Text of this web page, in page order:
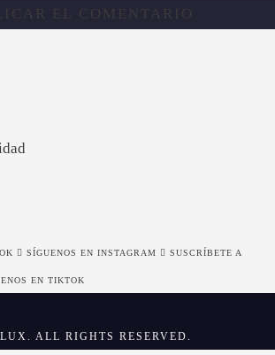
SÍGUENOS EN INSTAGRAM SUSCRÍBETE A
EN TIKTOK
ALL RIGHTS RESERVED.